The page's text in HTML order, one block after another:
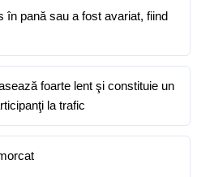
în pană sau a fost avariat, fiind
foarte lent şi constituie un
la trafic